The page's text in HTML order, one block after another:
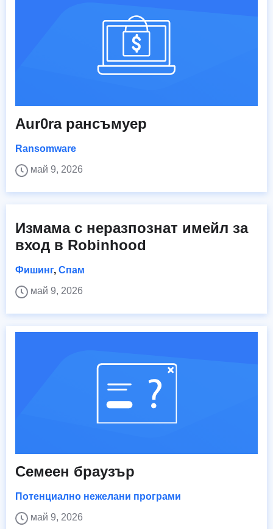
Aur0ra рансъмуер
Ransomware
май 9, 2026
Измама с неразпознат имейл за
вход в Robinhood
Фишинг, Спам
май 9, 2026
Семеен браузър
Потенциално нежелани програми
май 9, 2026